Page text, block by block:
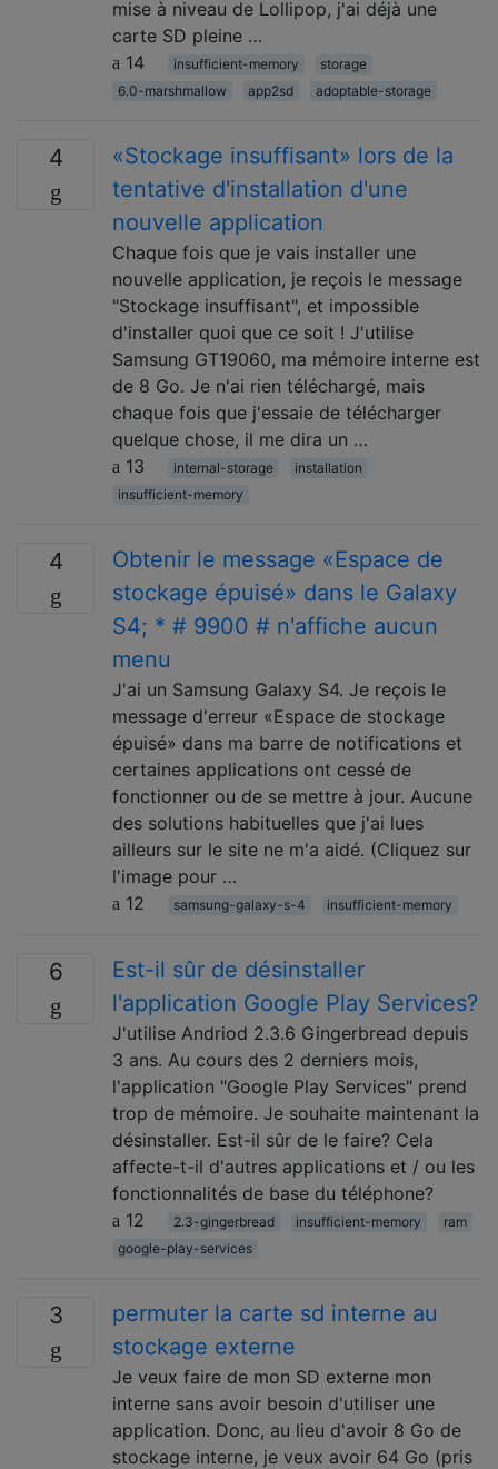
mise à niveau de Lollipop, j'ai déjà une
carte SD pleine …
14
insufficient-memory
storage
6.0-marshmallow
app2sd adoptable-storage
4
«Stockage insuffisant» lors de la
tentative d'installation d'une
nouvelle application
Chaque fois que je vais installer une
nouvelle application, je reçois le message
"Stockage insuffisant", et impossible
d'installer quoi que ce soit ! J'utilise
Samsung GT19060, ma mémoire interne est
de 8 Go. Je n'ai rien téléchargé, mais
chaque fois que j'essaie de télécharger
quelque chose, il me dira un …
13
internal-storage
installation
insufficient-memory
4
Obtenir le message «Espace de
stockage épuisé» dans le Galaxy
S4; * # 9900 # n'affiche aucun
menu
J'ai un Samsung Galaxy S4. Je reçois le
message d'erreur «Espace de stockage
épuisé» dans ma barre de notifications et
certaines applications ont cessé de
fonctionner ou de se mettre à jour. Aucune
des solutions habituelles que j'ai lues
ailleurs sur le site ne m'a aidé. (Cliquez sur
l'image pour …
12
samsung-galaxy-s-4 insufficient-memory
6
Est-il sûr de désinstaller
l'application Google Play Services?
J'utilise Andriod 2.3.6 Gingerbread depuis
3 ans. Au cours des 2 derniers mois,
l'application "Google Play Services" prend
trop de mémoire. Je souhaite maintenant la
désinstaller. Est-il sûr de le faire? Cela
affecte-t-il d'autres applications et / ou les
fonctionnalités de base du téléphone?
12
2.3-gingerbread insufficient-memory
ram
google-play-services
3
permuter la carte sd interne au
stockage externe
Je veux faire de mon SD externe mon
interne sans avoir besoin d'utiliser une
application. Donc, au lieu d'avoir 8 Go de
stockage interne, je veux avoir 64 Go (pris